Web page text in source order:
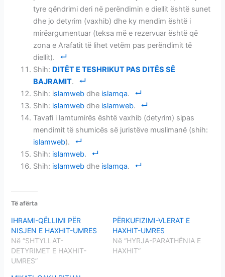
tyre qëndrimi deri në perëndimin e diellit është sunet
dhe jo detyrim (vaxhib) dhe ky mendim është i
mirëargumentuar (teksa më e rezervuar është që
zona e Arafatit të lihet vetëm pas perëndimit të
diellit).
Shih: DITËT E TESHRIKUT PAS DITËS SË
BAJRAMIT.
Shih: islamweb dhe islamqa.
Shih: islamweb dhe islamweb.
Tavafi i lamtumirës është vaxhib (detyrim) sipas
mendimit të shumicës së juristëve muslimanë (shih:
islamweb).
Shih: islamweb.
Shih: islamweb dhe islamqa.
Të afërta
IHRAMI-QËLLIMI PËR
NISJEN E HAXHIT-UMRES
Në “SHTYLLAT-
DETYRIMET E HAXHIT-
UMRES”
PËRKUFIZIMI-VLERAT E
HAXHIT-UMRES
Në “HYRJA-PARATHËNIA E
HAXHIT”